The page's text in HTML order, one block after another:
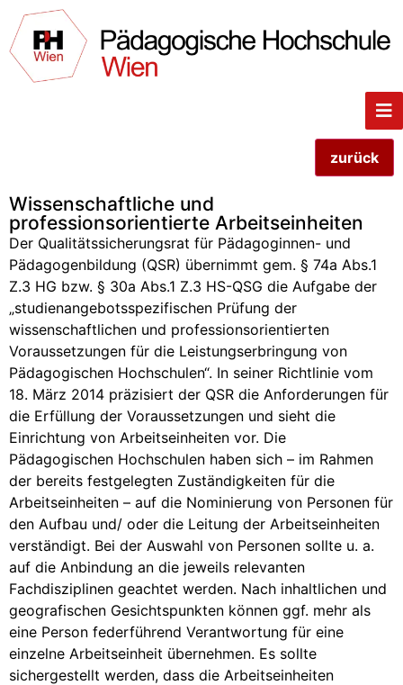
zurück
Wissenschaftliche und
professionsorientierte Arbeitseinheiten
Der Qualitätssicherungsrat für Pädagoginnen- und
Pädagogenbildung (QSR) übernimmt gem. § 74a Abs.1
Z.3 HG bzw. § 30a Abs.1 Z.3 HS-QSG die Aufgabe der
„studienangebotsspezifischen Prüfung der
wissenschaftlichen und professionsorientierten
Voraussetzungen für die Leistungserbringung von
Pädagogischen Hochschulen“. In seiner Richtlinie vom
18. März 2014 präzisiert der QSR die Anforderungen für
die Erfüllung der Voraussetzungen und sieht die
Einrichtung von Arbeitseinheiten vor. Die
Pädagogischen Hochschulen haben sich – im Rahmen
der bereits festgelegten Zuständigkeiten für die
Arbeitseinheiten – auf die Nominierung von Personen für
den Aufbau und/ oder die Leitung der Arbeitseinheiten
verständigt. Bei der Auswahl von Personen sollte u. a.
auf die Anbindung an die jeweils relevanten
Fachdisziplinen geachtet werden. Nach inhaltlichen und
geografischen Gesichtspunkten können ggf. mehr als
eine Person federführend Verantwortung für eine
einzelne Arbeitseinheit übernehmen. Es sollte
sichergestellt werden, dass die Arbeitseinheiten